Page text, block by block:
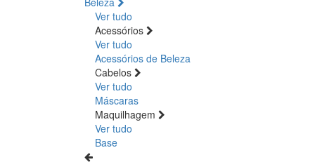
Ver tudo
Acessórios
Ver tudo
Acessórios de Beleza
Cabelos
Ver tudo
Máscaras
Maquilhagem
Ver tudo
Base